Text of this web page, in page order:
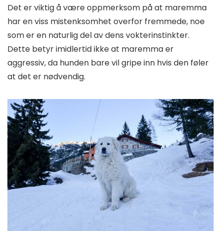
Det er viktig å være oppmerksom på at maremma
har en viss mistenksomhet overfor fremmede, noe
som er en naturlig del av dens vokterinstinkter.
Dette betyr imidlertid ikke at maremma er
aggressiv, da hunden bare vil gripe inn hvis den føler
at det er nødvendig.